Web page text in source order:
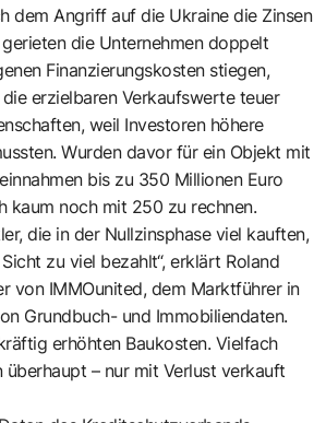
dem Angriff auf die Ukraine die Zinsen
die Unternehmen doppelt
Finanzierungskosten stiegen,
erzielbaren Verkaufswerte teuer
weil Investoren höhere
Wurden davor für ein Objekt mit
bis zu 350 Millionen Euro
kaum noch mit 250 zu rechnen.
die in der Nullzinsphase viel kauften,
zu viel bezahlt“, erklärt Roland
von IMMOunited, dem Marktführer in
Grundbuch- und Immobiliendaten.
erhöhten Baukosten. Vielfach
– nur mit Verlust verkauft